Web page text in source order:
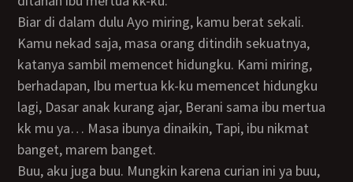
Biar di dalam dulu Ayo miring, kamu berat sekali.
Kamu nekad saja, masa orang ditindih sekuatnya,
katanya sambil memencet hidungku. Kami miring,
berhadapan, Ibu mertua kk-ku memencet hidungku
lagi, Dasar anak kurang ajar, Berani sama ibu mertua
kk mu ya… Masa ibunya dinaikin, Tapi, ibu nikmat
banget, marem banget.
Buu, aku juga buu. Mungkin karena curian ini ya buu,